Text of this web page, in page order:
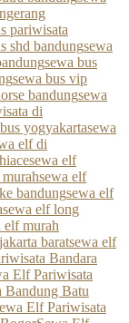
pariwisata
shd bandungsewa
sewa bus
sewa bus vip
bandungsewa
di
yogyakartasewa
elf di
sewa elf
sewa elf
bandungsewa elf
sewa elf long
elf murah
baratsewa elf
Bandara
Elf Pariwisata
Bandung Batu
Elf Pariwisata